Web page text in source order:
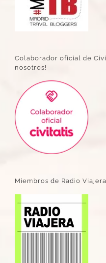
Colaborador oficial de
nosotros!
Miembros de Radio